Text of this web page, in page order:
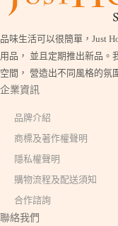
品味生活可以很簡單，Just
用品， 並且定期推出新品。
空間， 營造出不同風格的氛
企業資訊
品牌介紹
商標及著作權聲明
隱私權聲明
購物流程及配送須知
合作諮詢
聯絡我們